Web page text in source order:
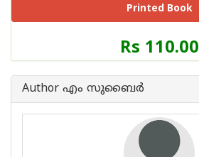
Printed Book
Price
of
Book
Rs 110.00
Author എം സുബൈര്‍